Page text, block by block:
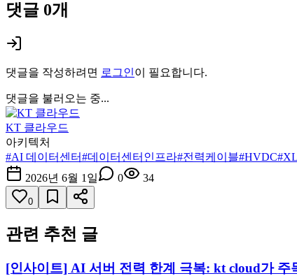
댓글 0개
댓글을 작성하려면 로그인이 필요합니다.
댓글을 불러오는 중...
KT 클라우드
아키텍처
#AI 데이터센터#데이터센터인프라#전력케이블#HVDC#
2026년 6월 1일
0 34
0
관련 추천 글
[인사이트] AI 서버 전력 한계 극복: kt cloud가 주